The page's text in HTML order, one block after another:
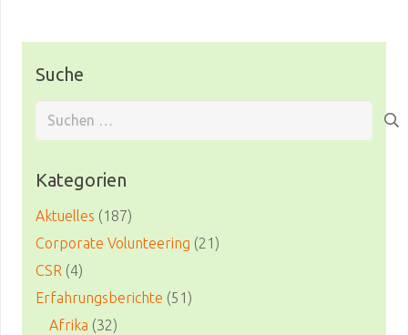
Suche
Suchen
nach:
Kategorien
Aktuelles (187)
Corporate Volunteering (21)
CSR (4)
Erfahrungsberichte (51)
Afrika (32)